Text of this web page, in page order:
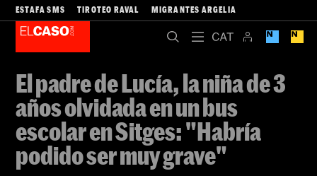
ESTAFA SMS TIROTEO RAVAL MIGRANTES ARGELIA
El padre de Lucía, la niña de 3
años olvidada en un bus
escolar en Sitges: "Habría
podido ser muy grave"